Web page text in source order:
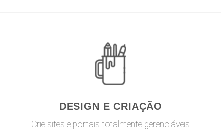
DESIGN E CRIAÇÃO
Crie sites e portais totalmente gerenciáveis